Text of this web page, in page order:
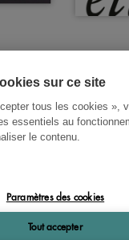
sur ce site
tous les cookies »,
essentiels au
le contenu.
Paramètres des cookies
Tout accepter
THÉMATIQUE
RIGHTS & PERMISSIONS